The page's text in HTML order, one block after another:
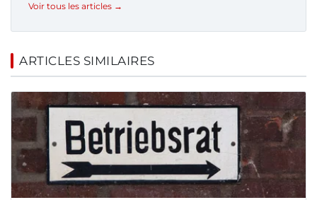
Voir tous les articles →
ARTICLES SIMILAIRES